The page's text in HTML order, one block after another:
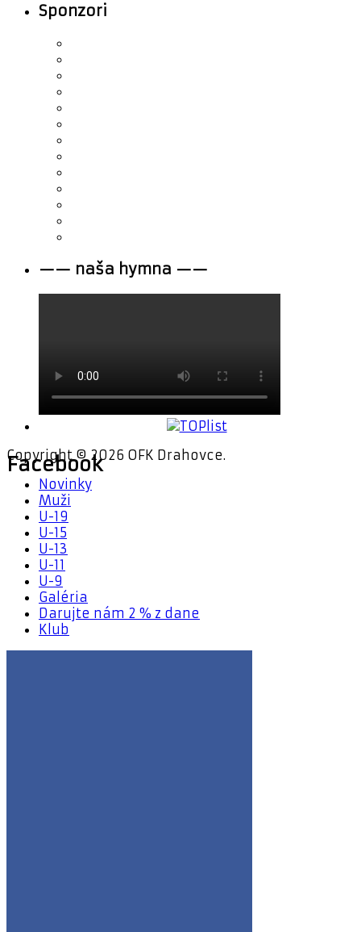
Sponzori
—— naša hymna ——
Copyright © 2026 OFK Drahovce.
Novinky
Muži
U-19
U-15
U-13
U-11
U-9
Galéria
Darujte nám 2 % z dane
Klub
Facebook